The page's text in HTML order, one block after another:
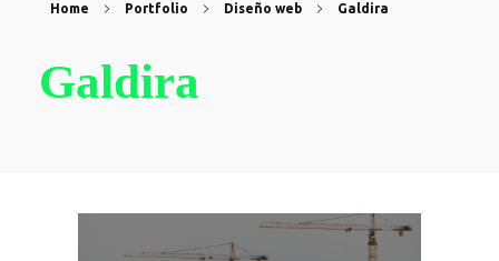
Home Portfolio Diseño web Galdira
Galdira